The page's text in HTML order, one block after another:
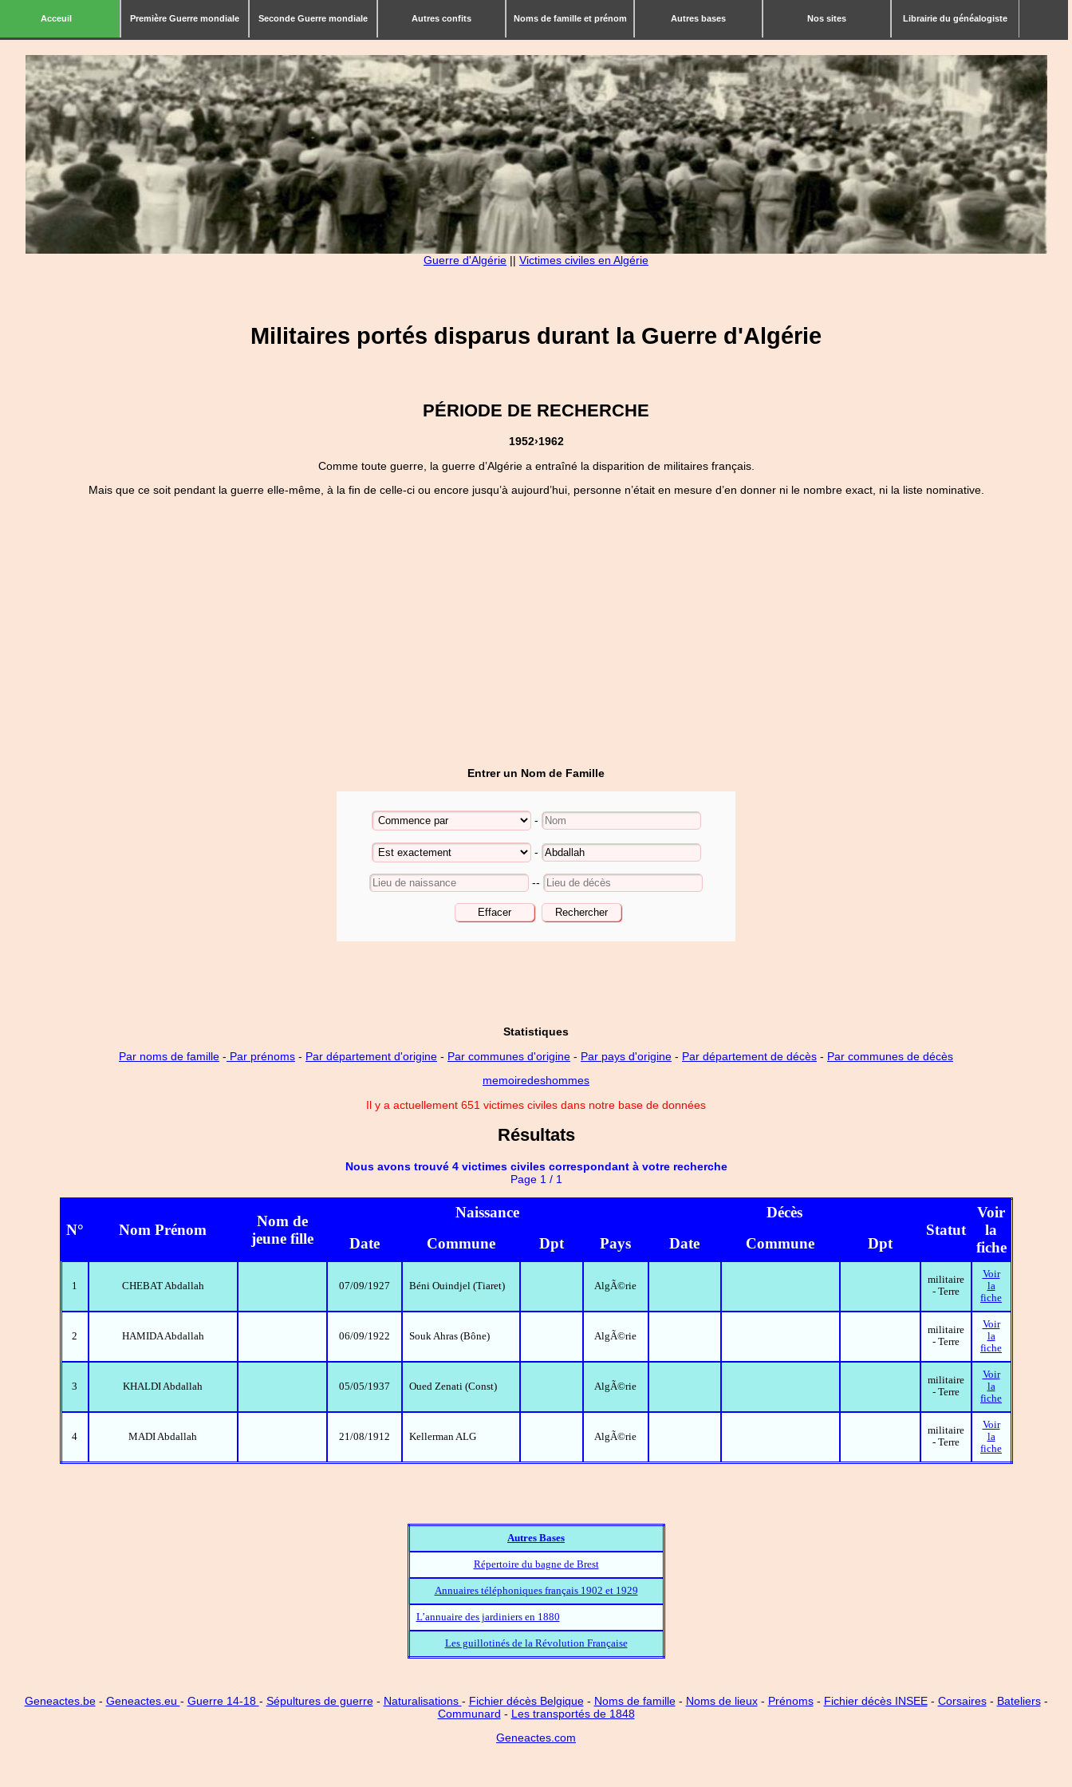
Acceuil Première Guerre mondiale Seconde Guerre mondiale Autres confits Noms de famille et prénom Autres bases Nos sites Librairie du généalogiste
Guerre d'Algérie || Victimes civiles en Algérie
Militaires portés disparus durant la Guerre d'Algérie
PÉRIODE DE RECHERCHE
1952›1962
Comme toute guerre, la guerre d’Algérie a entraîné la disparition de militaires français.
Mais que ce soit pendant la guerre elle-même, à la fin de celle-ci ou encore jusqu’à aujourd’hui, personne n’était en mesure d’en donner ni le nombre exact, ni la liste nominative.
Entrer un Nom de Famille
-
-
--
Statistiques
Par noms de famille - Par prénoms - Par département d'origine - Par communes d'origine - Par pays d'origine - Par département de décès - Par communes de décès
memoiredeshommes
Il y a actuellement 651 victimes civiles dans notre base de données
Résultats
Nous avons trouvé 4 victimes civiles correspondant à votre recherche
Page 1 / 1
N° Nom Prénom
Nom de
jeune fille
Naissance
Décès
Statut
Voir
la
fiche
Date Commune Dpt Pays Date Commune Dpt
1 CHEBAT Abdallah 07/09/1927 Béni Ouindjel (Tiaret) AlgÃ©rie
militaire
- Terre
Voir
la
fiche
2 HAMIDA Abdallah 06/09/1922 Souk Ahras (Bône) AlgÃ©rie
militaire
- Terre
Voir
la
fiche
3 KHALDI Abdallah 05/05/1937 Oued Zenati (Const) AlgÃ©rie
militaire
- Terre
Voir
la
fiche
4 MADI Abdallah 21/08/1912 Kellerman ALG AlgÃ©rie
militaire
- Terre
Voir
la
fiche
Autres Bases
Répertoire du bagne de Brest
Annuaires téléphoniques français 1902 et 1929
L’annuaire des jardiniers en 1880
Les guillotinés de la Révolution Française
Geneactes.be- Geneactes.eu - Guerre 14-18 - Sépultures de guerre- Naturalisations - Fichier décès Belgique- Noms de famille- Noms de lieux- Prénoms- Fichier décès INSEE- Corsaires- Bateliers-
Communard - Les transportés de 1848
Geneactes.com